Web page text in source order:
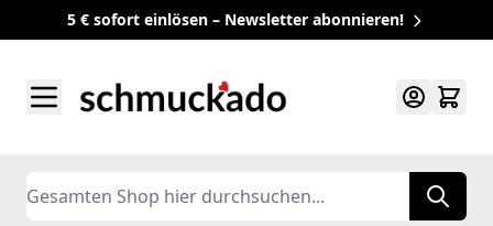
5 € sofort einlösen – Newsletter abonnieren!
Search